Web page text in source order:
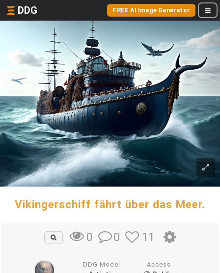
DDG FREE AI Image Generator
Vikingerschiff fährt über das Meer.
0 0 11
DDG Model Access